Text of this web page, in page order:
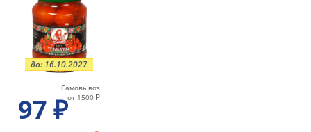
97 ₽
Самовывоз
от 1500 ₽
до: 16.10.2027